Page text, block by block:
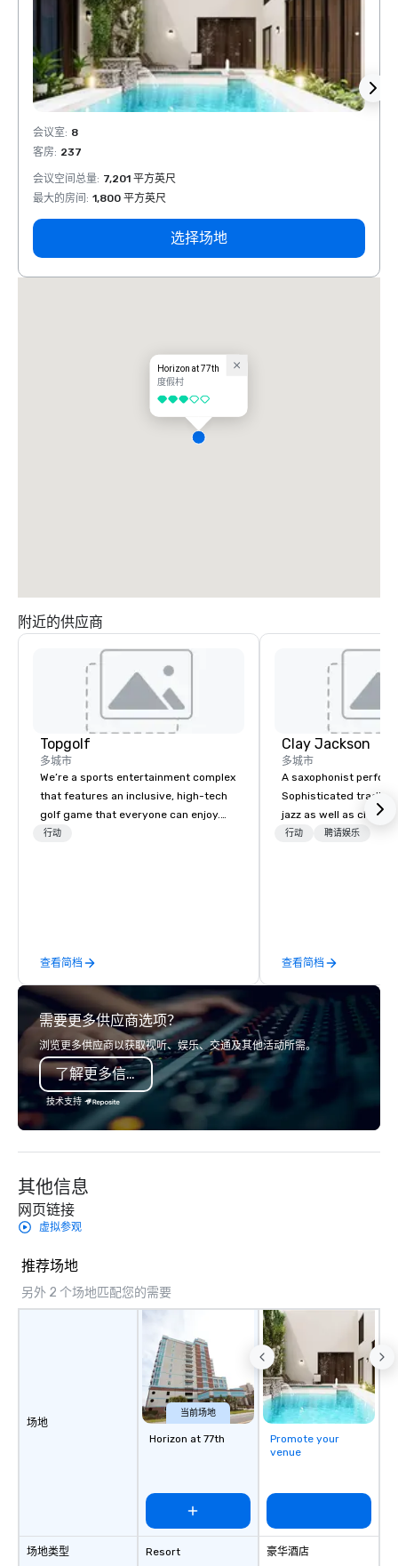
会议室: 8
客房: 237
会议空间总量: 7,201 平方英尺
最大的房间 : 1,800 平方英尺
选择场地
Horizon at 77th
度假村
3/5
附近的供应商
Topgolf
多城市
We’re a sports entertainment complex
that features an inclusive, high-tech
golf game that everyone can enjoy.
Paired with an outstanding food and
行动
查看简档
Clay Jackson
多城市
A saxophonist
Sophisticated
jazz as well as classic
instrumentally on the
necessary
well as wireless
would be needed. My
TAKE THE CLAY TRAIN,
WORD’, are available
and can be heard on
行动 聘请娱乐
查看简档
需要更多供应商选项？
浏览更多供应商以获取视听、娱乐、交通及其他活动所需。
了解更多信息
技术支持
其他信息
网页链接
虚拟参观
推荐场地
另外 2 个场地匹配您的需要
场地
场地类型
当前场地
Horizon at 77th
Resort
Promote your
venue
豪华酒店